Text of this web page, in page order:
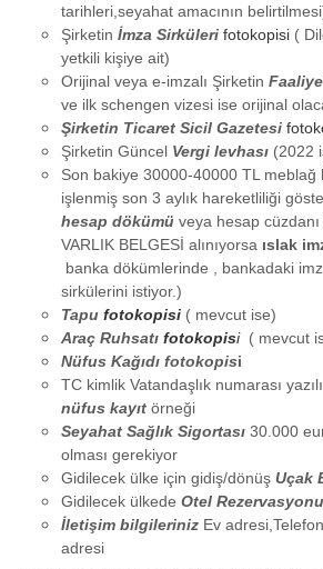
tarihleri,seyahat amacının
Şirketin İmza Sirküleri fotokopisi (
yetkili kişiye ait)
Orijinal veya e-imzalı Şirketin
ve ilk schengen vizesi ise orijinal
Şirketin Ticaret Sicil Gazetesi
Şirketin Güncel Vergi levhası (2022
Son bakiye 30000-40000 TL meblağ
işlenmiş son 3 aylık hareketliliği
hesap dökümü veya hesap
VARLIK BELGESİ alınıyorsa ıslak
banka dökümlerinde , bankadaki
sirkülerini istiyor.)
Tapu fotokopisi ( mevcut ise)
Araç Ruhsatı fotokopisi ( mevcut
Nüfus Kağıdı fotokopisi
TC kimlik Vatandaşlık numarası
nüfus kayıt örneği
Seyahat Sağlık Sigortası 30.000
olması gerekiyor
Gidilecek ülke için gidiş/dönüş Uçak
Gidilecek ülkede Otel Rezervasyonu
İletişim bilgileriniz Ev
adresi